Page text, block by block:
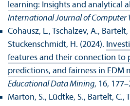
learning: Insights and analytical
International Journal of Computer
Cohausz, L., Tschalzev, A.,
Stuckenschmidt, H. (2024).
features and their connection to
predictions, and fairness in EDM
Educational Data Mining, 16,
Marton, S., Lüdtke, S., Bartelt, C.,